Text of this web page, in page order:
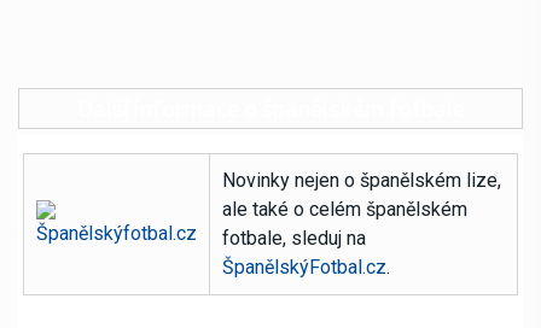
Novinky nejen o španělském lize,
ale také o celém španělském
fotbale, sleduj na
ŠpanělskýFotbal.cz.